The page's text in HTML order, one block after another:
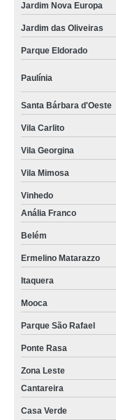
Jardim Nova Europa
Jardim das Oliveiras
Parque Eldorado
Paulínia
Santa Bárbara d'Oeste
Vila Carlito
Vila Georgina
Vila Mimosa
Vinhedo
Anália Franco
Belém
Ermelino Matarazzo
Itaquera
Mooca
Parque São Rafael
Ponte Rasa
Zona Leste
Cantareira
Casa Verde